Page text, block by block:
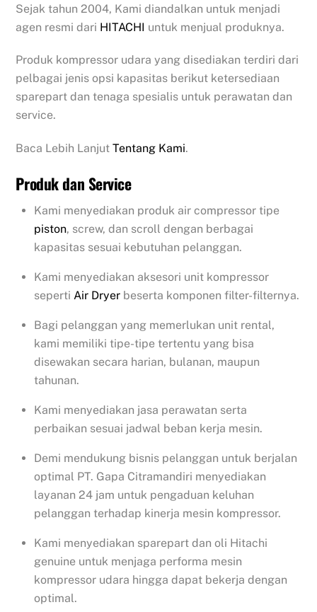
Sejak tahun 2004, Kami diandalkan untuk menjadi
agen resmi dari HITACHI untuk menjual produknya.
Produk kompressor udara yang disediakan terdiri dari
pelbagai jenis opsi kapasitas berikut ketersediaan
sparepart dan tenaga spesialis untuk perawatan dan
service.
Baca Lebih LanjutTentang Kami.
Produk dan Service
Kami menyediakan produk air compressor tipe
piston, screw, dan scroll dengan berbagai
kapasitas sesuai kebutuhan pelanggan.
Kami menyediakan aksesori unit kompressor
seperti Air Dryer beserta komponen filter-filternya.
Bagi pelanggan yang memerlukan unit rental,
kami memiliki tipe-tipe tertentu yang bisa
disewakan secara harian, bulanan, maupun
tahunan.
Kami menyediakan jasa perawatan serta
perbaikan sesuai jadwal beban kerja mesin.
Demi mendukung bisnis pelanggan untuk berjalan
optimal PT. Gapa Citramandiri menyediakan
layanan 24 jam untuk pengaduan keluhan
pelanggan terhadap kinerja mesin kompressor.
Kami menyediakan sparepart dan oli Hitachi
genuine untuk menjaga performa mesin
kompressor udara hingga dapat bekerja dengan
optimal.